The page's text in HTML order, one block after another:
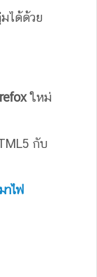
ได้ด้วย
ใหม่
กับ
าไฟ